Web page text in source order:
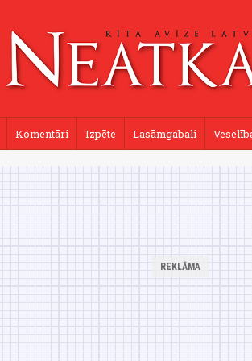
Komentāri Izpēte Lasāmgabali